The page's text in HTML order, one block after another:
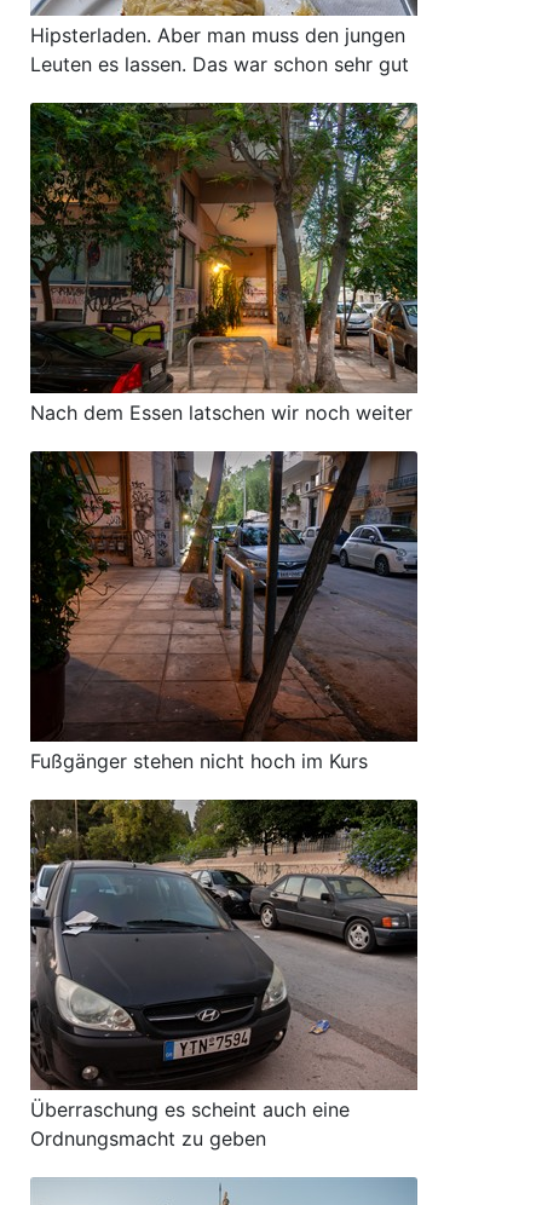
Hipsterladen. Aber man muss den jungen
Leuten es lassen. Das war schon sehr gut
Nach dem Essen latschen wir noch weiter
Fußgänger stehen nicht hoch im Kurs
Überraschung es scheint auch eine
Ordnungsmacht zu geben